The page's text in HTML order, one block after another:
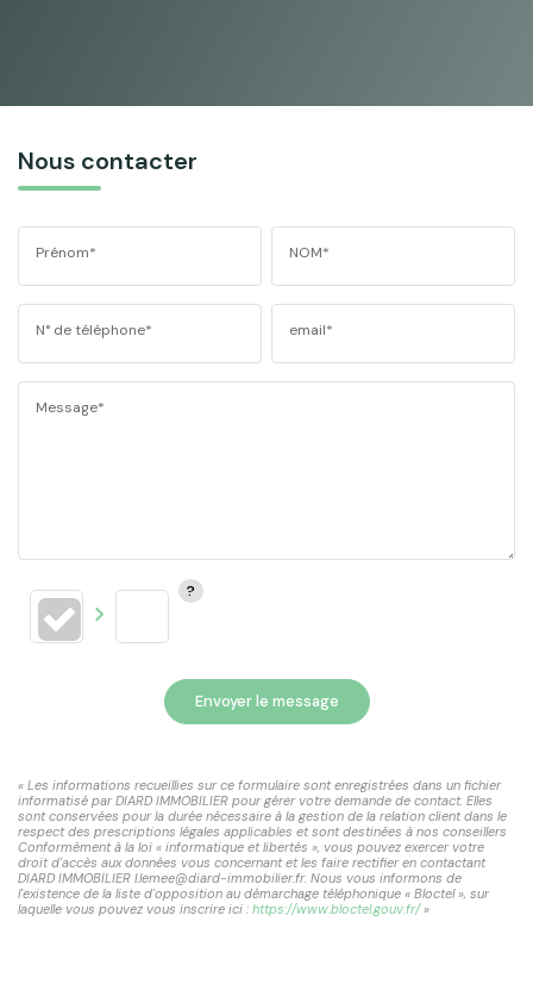
Nous contacter
Prénom* NOM*
N° de téléphone* email*
Message*
Envoyer le message
« Les informations recueillies sur ce formulaire sont enregistrées dans un fichier
informatisé par DIARD IMMOBILIER pour gérer votre demande de contact. Elles
sont conservées pour la durée nécessaire à la gestion de la relation client dans le
respect des prescriptions légales applicables et sont destinées à nos conseillers
Conformément à la loi « informatique et libertés », vous pouvez exercer votre
droit d'accès aux données vous concernant et les faire rectifier en contactant
DIARD IMMOBILIER l.lemee@diard-immobilier.fr. Nous vous informons de
l'existence de la liste d'opposition au démarchage téléphonique « Bloctel », sur
laquelle vous pouvez vous inscrire ici : https://www.bloctel.gouv.fr/»